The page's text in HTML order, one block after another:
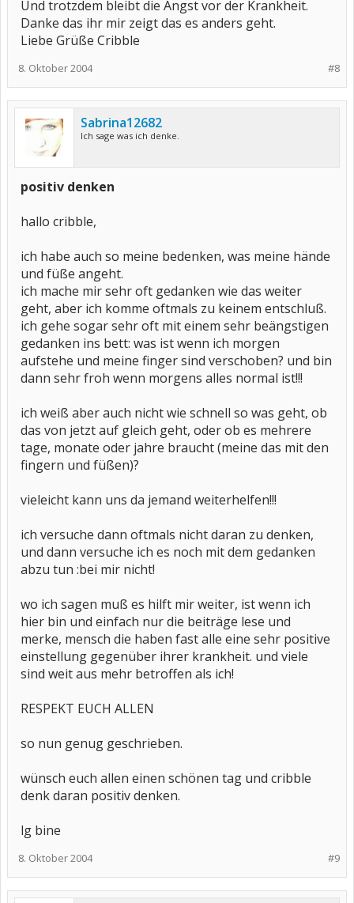
Und trotzdem bleibt die Angst vor der Krankheit.
Danke das ihr mir zeigt das es anders geht.
Liebe Grüße Cribble
#8
8. Oktober 2004
Sabrina12682
Ich sage was ich denke.
positiv denken
hallo cribble,
ich habe auch so meine bedenken, was meine hände
und füße angeht.
ich mache mir sehr oft gedanken wie das weiter
geht, aber ich komme oftmals zu keinem entschluß.
ich gehe sogar sehr oft mit einem sehr beängstigen
gedanken ins bett: was ist wenn ich morgen
aufstehe und meine finger sind verschoben? und bin
dann sehr froh wenn morgens alles normal ist!!!
ich weiß aber auch nicht wie schnell so was geht, ob
das von jetzt auf gleich geht, oder ob es mehrere
tage, monate oder jahre braucht (meine das mit den
fingern und füßen)?
vieleicht kann uns da jemand weiterhelfen!!!
ich versuche dann oftmals nicht daran zu denken,
und dann versuche ich es noch mit dem gedanken
abzu tun :bei mir nicht!
wo ich sagen muß es hilft mir weiter, ist wenn ich
hier bin und einfach nur die beiträge lese und
merke, mensch die haben fast alle eine sehr positive
einstellung gegenüber ihrer krankheit. und viele
sind weit aus mehr betroffen als ich!
RESPEKT EUCH ALLEN
so nun genug geschrieben.
wünsch euch allen einen schönen tag und cribble
denk daran positiv denken.
lg bine
#9
8. Oktober 2004